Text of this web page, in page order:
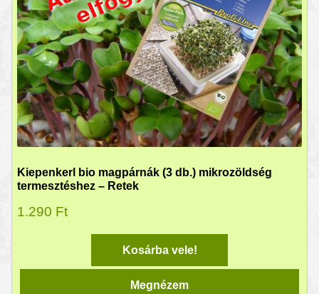
Kiepenkerl bio magpárnák (3 db.) mikrozöldség
termesztéshez – Retek
1.290 Ft
Kosárba vele!
Megnézem